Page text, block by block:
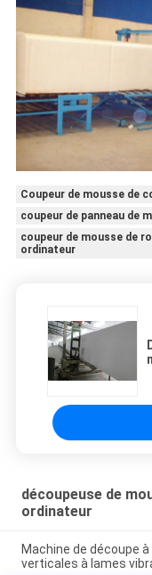
Coupeur de mousse de
coupeur de panneau de
coupeur de mousse de
ordinateur
découpeuse de
ordinateur
Machine de découpe
verticales à lames